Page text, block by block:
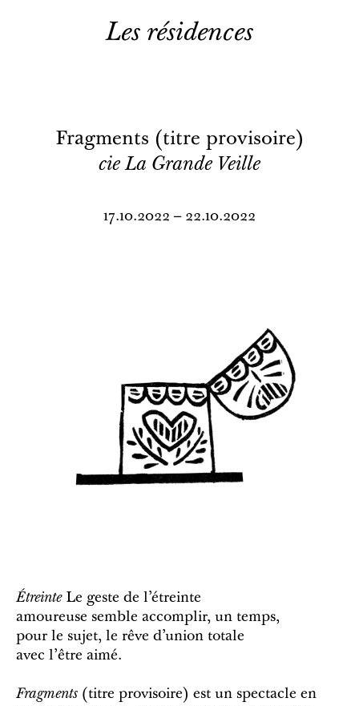
Les résidences
Fragments (titre provisoire)
cie La Grande Veille
17.10.2022 – 22.10.2022
ÉtreinteLe geste de l’étreinte
amoureuse semble accomplir, un temps,
pour le sujet, le rêve d’union totale
avec l’être aimé.
Fragments (titre provisoire) est un spectacle en